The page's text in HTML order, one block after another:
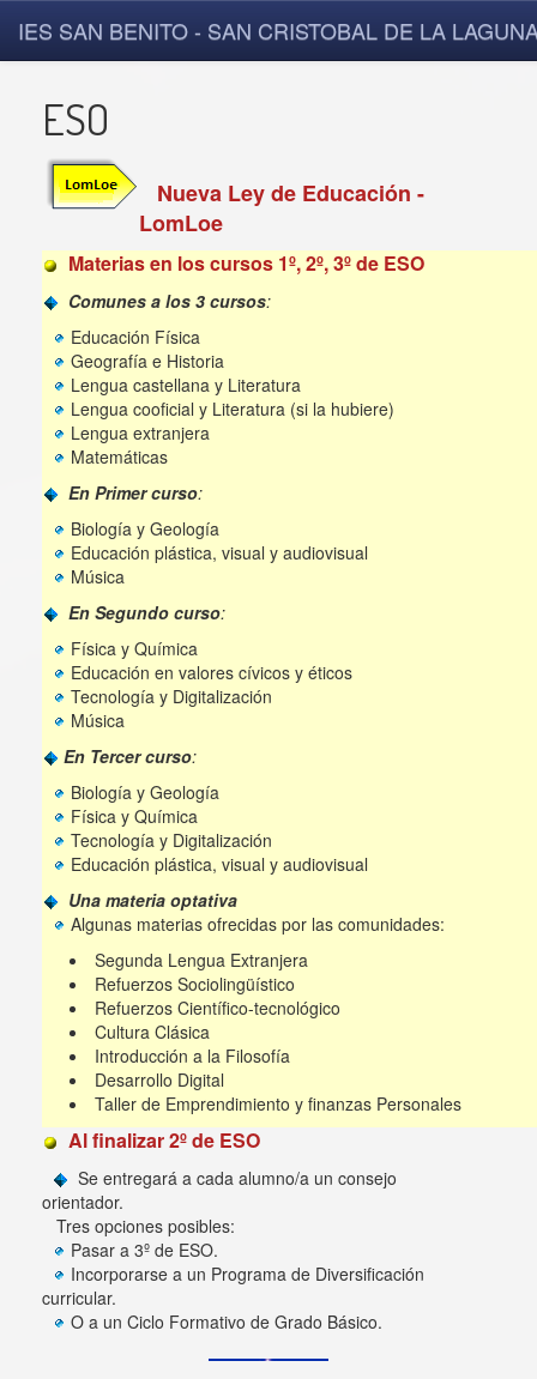
IES SAN BENITO - SAN CRISTOBAL DE LA
ESO
Nueva Ley de Educación -
LomLoe
Materias en los cursos 1º, 2º, 3º de ESO
Comunes a los 3 cursos:
Educación Física
Geografía e Historia
Lengua castellana y Literatura
Lengua cooficial y Literatura (si la hubiere)
Lengua extranjera
Matemáticas
En Primer curso:
Biología y Geología
Educación plástica, visual y audiovisual
Música
En Segundo curso:
Física y Química
Educación en valores cívicos y éticos
Tecnología y Digitalización
Música
En Tercer curso:
Biología y Geología
Física y Química
Tecnología y Digitalización
Educación plástica, visual y audiovisual
Una materia optativa
Algunas materias ofrecidas por las comunidades:
Segunda Lengua Extranjera
Refuerzos Sociolingüístico
Refuerzos Científico-tecnológico
Cultura Clásica
Introducción a la Filosofía
Desarrollo Digital
Taller de Emprendimiento y finanzas Personales
Al finalizar 2º de ESO
Se entregará a cada alumno/a un consejo
orientador.
Tres opciones posibles:
Pasar a 3º de ESO.
Incorporarse a un Programa de Diversificación
curricular.
O a un Ciclo Formativo de Grado Básico.